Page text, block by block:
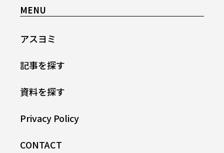
MENU
アスヨミ
記事を探す
資料を探す
Privacy Policy
CONTACT